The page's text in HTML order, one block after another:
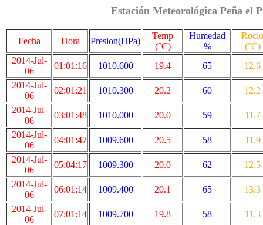
Estación Meteorológica Peña el
Fecha Hora Presion(HPa)
Temp
(°C)
Humedad
%
Rocio
(°C)
2014-Jul-
06
01:01:16 1010.600 19.4 65
12.6
2014-Jul-
06
02:01:21 1010.300 20.2 60
12.2
2014-Jul-
06
03:01:48 1010.000 20.0 59
11.7
2014-Jul-
06
04:01:47 1009.600 20.5 58
11.9
2014-Jul-
06
05:04:17 1009.300 20.0 62
12.5
2014-Jul-
06
06:01:14 1009.400 20.1 65
13.3
2014-Jul-
06
07:01:14 1009.700 19.8 58
11.3